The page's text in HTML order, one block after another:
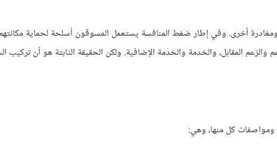
أخرى. وفي إطار ضغط المنافسة يستعمل المسوقون أسلحة لحماية
والزعم المقابل، والخدمة والخدمة الإضافية. ولكن الحقيقة الثابتة هو أن
ومواصفات كل منها، وهي: